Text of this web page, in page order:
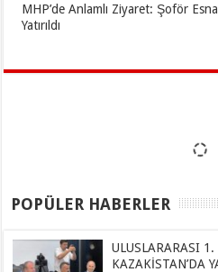
MHP’de Anlamlı Ziyaret: Şoför
Yatırıldı
POPÜLER HABERLER
ULUSLARARASI 1. MEDYA VE TURİZM FORUMU
KAZAKİSTAN’DA